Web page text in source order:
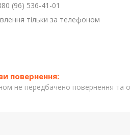
(96) 536-41-01
тільки за телефоном
не передбачено повернення та